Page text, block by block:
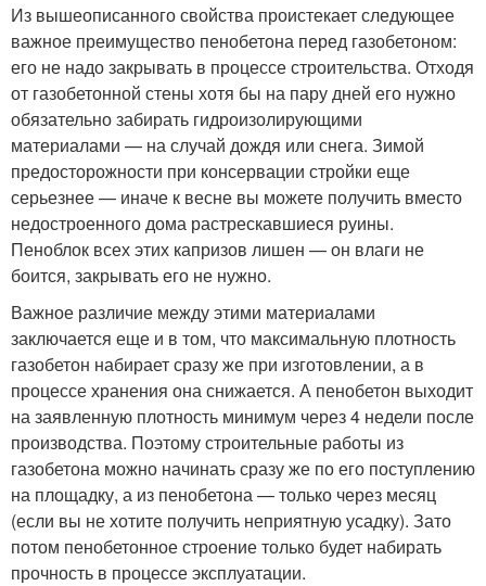
Из вышеописанного свойства проистекает следующее
важное преимущество пенобетона перед газобетоном:
его не надо закрывать в процессе строительства. Отходя
от газобетонной стены хотя бы на пару дней его нужно
обязательно забирать гидроизолирующими
материалами — на случай дождя или снега. Зимой
предосторожности при консервации стройки еще
серьезнее — иначе к весне вы можете получить вместо
недостроенного дома растрескавшиеся руины.
Пеноблок всех этих капризов лишен — он влаги не
боится, закрывать его не нужно.
Важное различие между этими материалами
заключается еще и в том, что максимальную плотность
газобетон набирает сразу же при изготовлении, а в
процессе хранения она снижается. А пенобетон выходит
на заявленную плотность минимум через 4 недели после
производства. Поэтому строительные работы из
газобетона можно начинать сразу же по его поступлению
на площадку, а из пенобетона — только через месяц
(если вы не хотите получить неприятную усадку). Зато
потом пенобетонное строение только будет набирать
прочность в процессе эксплуатации.